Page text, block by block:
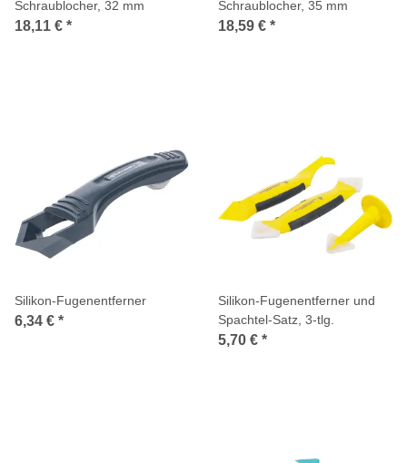
Schraublocher, 32 mm
18,11 € *
Schraublocher, 35 mm
18,59 € *
Silikon-Fugenentferner
6,34 € *
Silikon-Fugenentferner und
Spachtel-Satz, 3-tlg.
5,70 € *